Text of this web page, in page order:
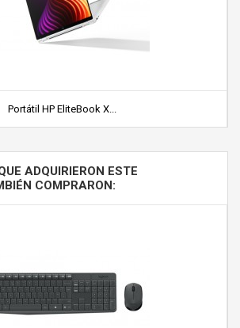
Portátil HP EliteBook X...
ADQUIRIERON ESTE
COMPRARON: